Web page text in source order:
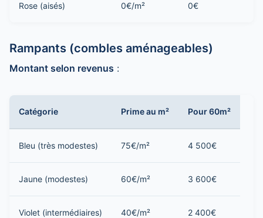
Rose (aisés) 0€/m² 0€
Rampants (combles aménageables)
Montant selon revenus :
Catégorie Prime au m² Pour 60m²
Bleu (très modestes) 75€/m² 4 500€
Jaune (modestes) 60€/m² 3 600€
Violet (intermédiaires) 40€/m² 2 400€